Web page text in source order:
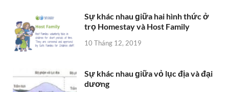
Sự khác nhau ɡiữa hai hình thức ở
trọ Homestay và Host Family
10 Tháng 12, 2019
Sự khác nhau ɡiữa vỏ lục địa và đại
dương